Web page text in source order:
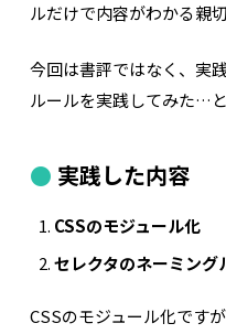
ルだけで内容がわかる親
今回は書評ではなく、実
ルールを実践してみた…
実践した内容
CSSのモジュール化
セレクタのネーミング
CSSのモジュール化です